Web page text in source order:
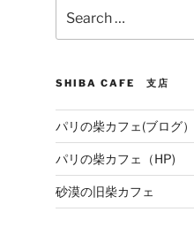
for:
SHIBA CAFE 支店
パリの柴カフェ(ブログ）
パリの柴カフェ（HP)
砂漠の旧柴カフェ